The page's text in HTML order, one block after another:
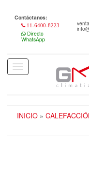
content
Contáctanos:
11-6400-8223
Directo
WhatsApp
Toggle
navigation
INICIO »